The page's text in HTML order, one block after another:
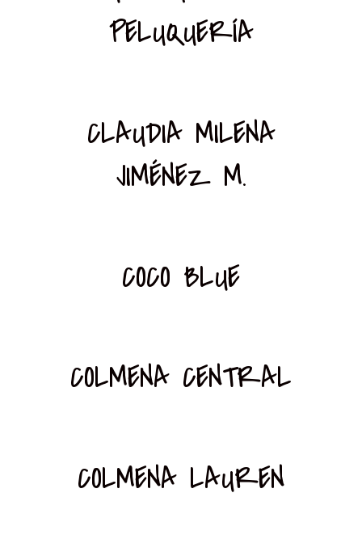
PELUQUERÍA
CLAUDIA MILENA
JIMÉNEZ M.
COCO BLUE
COLMENA CENTRAL
COLMENA LAUREN